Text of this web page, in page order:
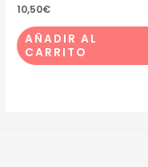
10,50€
AÑADIR AL
CARRITO